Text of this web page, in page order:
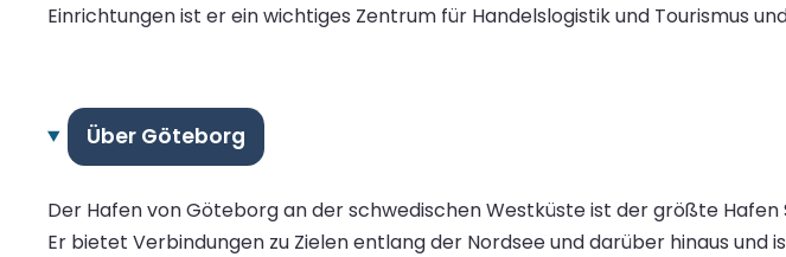
Einrichtungen ist er ein wichtiges Zentrum für Handelslogistik und Tourismus
Über Göteborg
Der Hafen von Göteborg an der schwedischen Westküste ist der größte
Er bietet Verbindungen zu Zielen entlang der Nordsee und darüber hinaus